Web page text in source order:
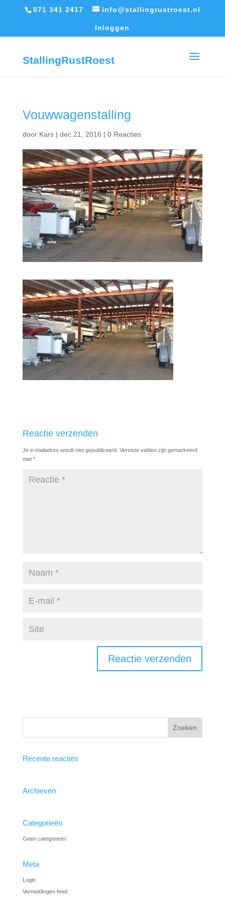
071 341 2417 info@stallingrustroest.nl
Inloggen
StallingRustRoest
Vouwwagenstalling
door Kars| dec 21, 2016 | 0 Reacties
Reactie verzenden
Je e-mailadres wordt niet gepubliceerd. Vereiste velden zijn gemarkeerd
met *
Recente reacties
Archieven
Categorieën
Geen categorieën
Meta
Login
Vermeldingen feed